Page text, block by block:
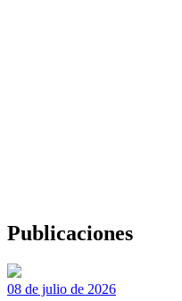
Publicaciones
08 de julio de 2026